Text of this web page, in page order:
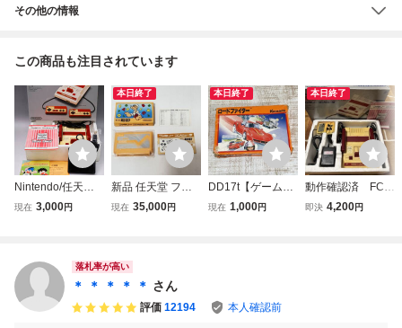
その他の情報
この商品も注目されています
Nintendo/任天堂
ファミリーコンピ
スクシステムアダ
プター HVC-023
セット
現在 3,000円
本日終了
新品 任天堂 ファ
ミコン ポパイの英
説付 カセット フ
ァミリーコンピュ
ータ
現在 35,000円
本日終了
DD17t【ゲーム】
FC ロードファイ
堂 nintendo
現在 1,000円
本日終了
動作確認済 FC
ファミリーコンピ
即決 4,200円
落札率が高い
＊ ＊ ＊ ＊ ＊ さん
評価 12194 本人確認前